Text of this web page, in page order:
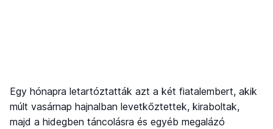
Egy hónapra letartóztatták azt a két fiatalembert, akik
múlt vasárnap hajnalban levetkőztettek, kiraboltak,
majd a hidegben táncolásra és egyéb megalázó